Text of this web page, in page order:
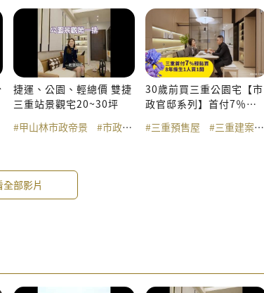
#新北大都會公園 #公園宅 #景觀宅
#市政帝景 #捷運三重站 #雙捷三重站 #新北大都會公園
捷運、公園、輕總價 雙捷
三重站景觀宅20~30坪
#甲山林市政帝景
#市政帝景 #捷運三重站 #雙捷三重站
30歲前買三重公園宅【市
政官邸系列】首付7％輕
#三重預售屋 #三重建案
全部影片